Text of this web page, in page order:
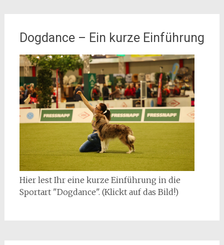
Dogdance – Ein kurze Einführung
Hier lest Ihr eine kurze Einführung in die
Sportart "Dogdance". (Klickt auf das Bild!)